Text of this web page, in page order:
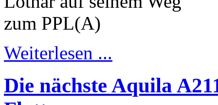
Weiterlesen ...
Die nächste Aquila